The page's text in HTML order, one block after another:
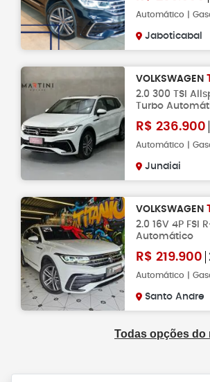
Automático |
Jaboticabal
VOLKSWAGEN
2.0 300 TSI
Turbo
R$ 236.900
Automático |
Jundiai
VOLKSWAGEN
2.0 16V 4P FSI
Automático
R$ 219.900
Santo Andre
Todas opções do